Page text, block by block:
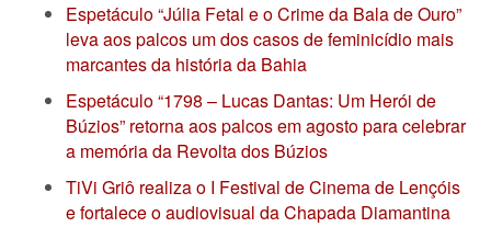
Espetáculo “Júlia Fetal e o Crime da Bala de Ouro”
leva aos palcos um dos casos de feminicídio mais
marcantes da história da Bahia
Espetáculo “1798 – Lucas Dantas: Um Herói de
Búzios” retorna aos palcos em agosto para celebrar
a memória da Revolta dos Búzios
TiVi Griô realiza o I Festival de Cinema de Lençóis
e fortalece o audiovisual da Chapada Diamantina